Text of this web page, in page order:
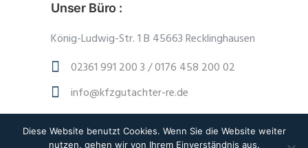
Unser Büro :
König-Ludwig-Str. 1 B 45663 Recklinghausen
02361 991 200 3 / 0176 458 200 02
info@kfzgutachter-re.de
Diese Website benutzt Cookies. Wenn Sie die Website weiter
nutzen, gehen wir von Ihrem Einverständnis aus.